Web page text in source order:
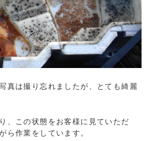
真は撮り忘れましたが、とても綺麗
、この状態をお客様に見ていただ
ら作業をしています。